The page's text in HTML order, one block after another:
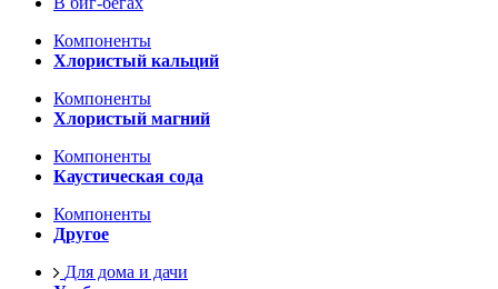
Компоненты
Хлористый кальций
Компоненты
Хлористый магний
Компоненты
Каустическая сода
Компоненты
Другое
Для дома и дачи